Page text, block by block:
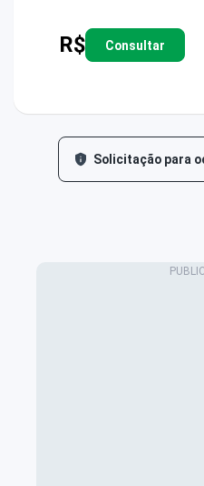
R$ Consultar
Solicitação para